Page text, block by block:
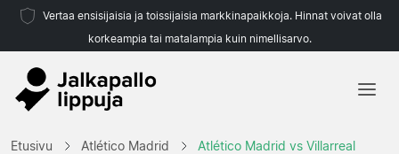
Vertaa ensisijaisia ja toissijaisia markkinapaikkoja. Hinnat voivat olla
korkeampia tai matalampia kuin nimellisarvo.
Etusivu Atlético Madrid Atlético Madrid vs Villarreal